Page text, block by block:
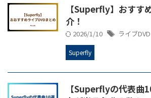
【Superfly】おすす
介！
2026/1/10 ライブDVD
Superfly
【Superflyの代表曲